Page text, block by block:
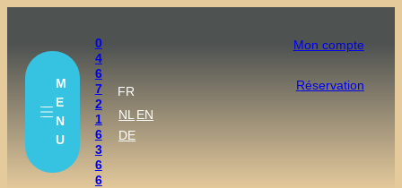
M
E
N
U
0
4
6
7
2
1
6
3
6
6
FR
NL EN
DE
Mon compte
Réservation